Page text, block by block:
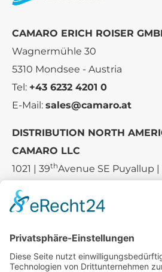
CAMARO ERICH ROISER
Wagnermühle 30
5310 Mondsee - Austria
Tel: +43 6232 4201 0
E-Mail: sales@camaro.at
DISTRIBUTION NORTH
CAMARO LLC
1021 | 39thAvenue SE Puyallup |
Tel.:+1 253-867-57 35
Unternehmen